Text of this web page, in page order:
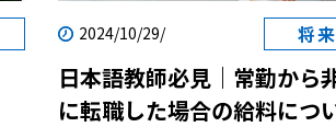
2024/10/29/ 将
日本語教師必見｜常勤から
に転職した場合の給料につ